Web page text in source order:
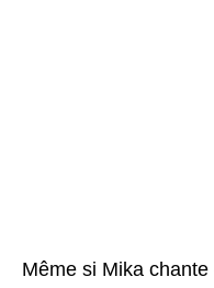
Même si Mika